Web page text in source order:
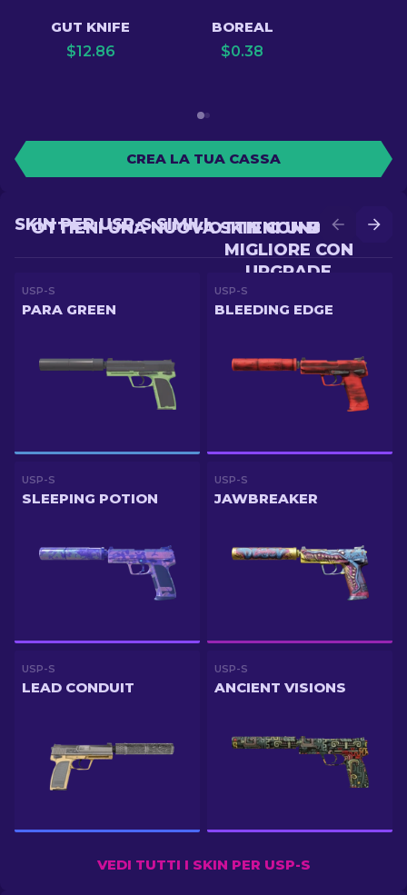
GUT KNIFE
$12.86
BOREAL
$0.38
CREA LA TUA CASSA
OTTIENI UNA SKIN
MIGLIORE CON
UPGRADE
OTTIENI UNA NUOVA SKIN CON BATTLE
SKIN PER USP-S SIMILI
USP-S
PARA GREEN
USP-S
BLEEDING EDGE
USP-S
SLEEPING POTION
USP-S
JAWBREAKER
USP-S
LEAD CONDUIT
USP-S
ANCIENT VISIONS
VEDI TUTTI I SKIN PER USP-S